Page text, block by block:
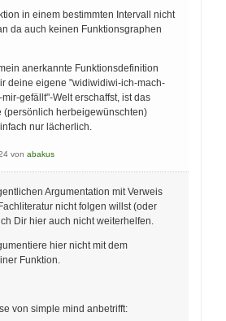
in einem bestimmten Intervall nicht
da auch keinen Funktionsgraphen
anerkannte Funktionsdefinition
deine eigene "widiwidiwi-ich-mach-
gefällt"-Welt erschaffst, ist das
(persönlich herbeigewünschten)
nur lächerlich.
von abakus
Argumentation mit Verweis
nicht folgen willst (oder
Dir hier auch nicht weiterhelfen.
hier nicht mit dem
Funktion.
von simple mind anbetrifft: